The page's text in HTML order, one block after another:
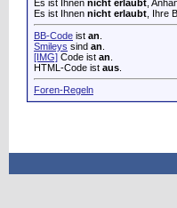
Es ist Ihnen nicht erlaubt ,
Es ist Ihnen nicht erlaubt , Ihre
BB-Code ist an
Smileys sind an
[IMG] Code ist an
HTML-Code ist aus
Foren-Regeln